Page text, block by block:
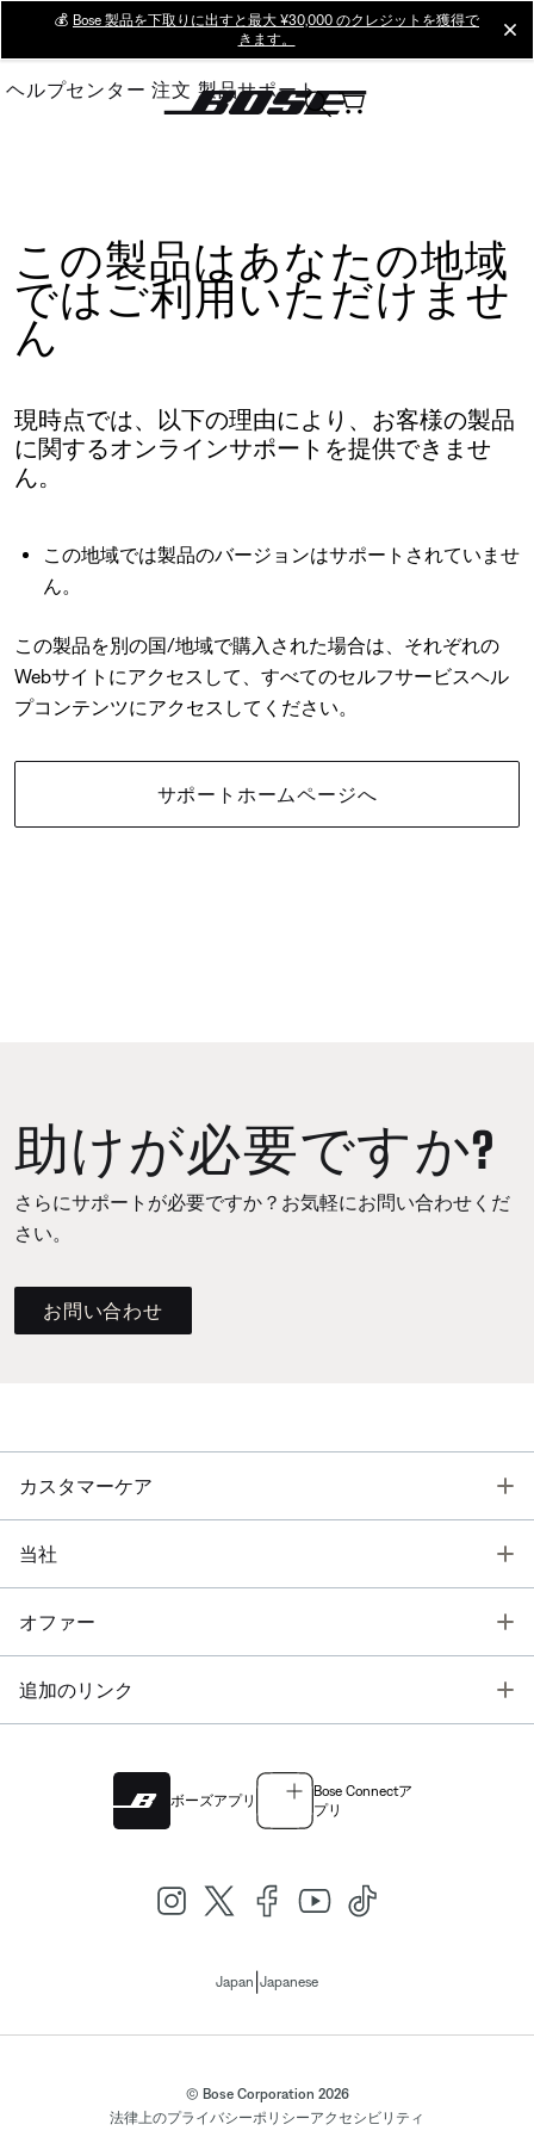
Main
💰 Bose 製品を下取りに出すと最大 ¥30,000 のクレジットを獲得で
きます。
ヘルプセンター 注文 製品サポート
この製品はあなたの地域
ではご利用いただけませ
ん
現時点では、以下の理由により、お客様の製品
に関するオンラインサポートを提供できませ
ん。
この地域では製品のバージョンはサポートされていませ
ん。
この製品を別の国/地域で購入された場合は、それぞれの
Webサイトにアクセスして、すべてのセルフサービスヘル
プコンテンツにアクセスしてください。
サポートホームページへ
助けが必要ですか?
さらにサポートが必要ですか？お気軽にお問い合わせくだ
さい。
お問い合わせ
カスタマーケア
当社
オファー
追加のリンク
ボーズアプリ
Bose Connectア
プリ
Japan Japanese
© Bose Corporation 2026
法律上のプライバシーポリシーアクセシビリティ